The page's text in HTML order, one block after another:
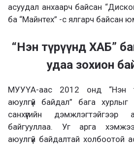
асуудал анхаарч байсан
ба “Майнтех” -с ялгарч байсан
“Нэн түрүүнд ХАБ”
удаа зохион
МУУҮА-аас 2012 онд “Нэн
аюулгүй байдал” бага хурлыг
санхүүгийн
байгууллаа. Уг арга
аюулгүй байдалтай холбоотой